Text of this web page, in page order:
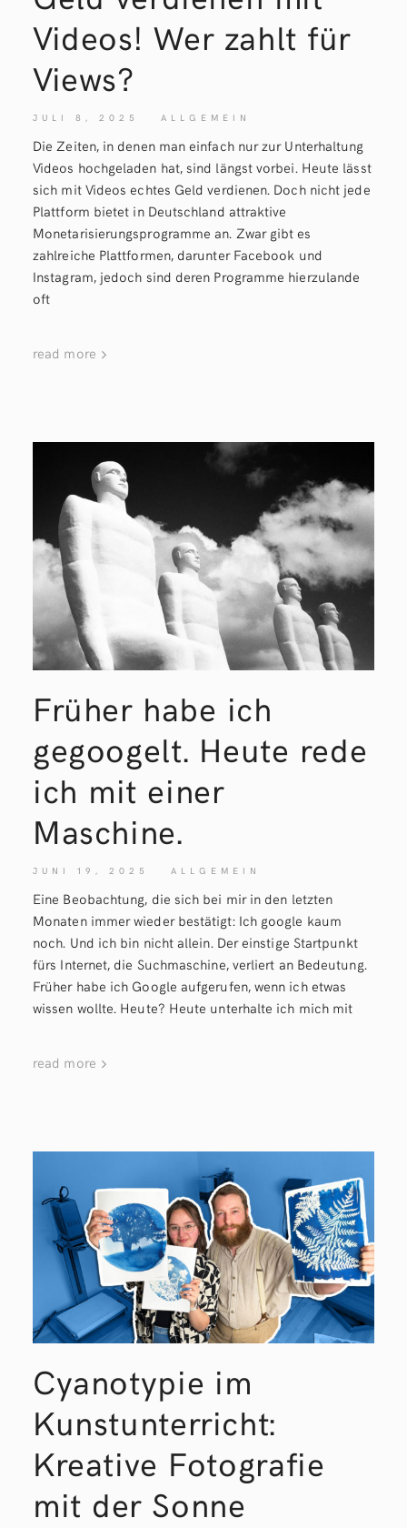
Videos! Wer zahlt für
Views?
JULI 8, 2025 ALLGEMEIN
Die Zeiten, in denen man einfach nur zur Unterhaltung
Videos hochgeladen hat, sind längst vorbei. Heute lässt
sich mit Videos echtes Geld verdienen. Doch nicht jede
Plattform bietet in Deutschland attraktive
Monetarisierungsprogramme an. Zwar gibt es
zahlreiche Plattformen, darunter Facebook und
Instagram, jedoch sind deren Programme hierzulande
oft
read more
Früher habe ich
gegoogelt. Heute rede
ich mit einer
Maschine.
JUNI 19, 2025 ALLGEMEIN
Eine Beobachtung, die sich bei mir in den letzten
Monaten immer wieder bestätigt: Ich google kaum
noch. Und ich bin nicht allein. Der einstige Startpunkt
fürs Internet, die Suchmaschine, verliert an Bedeutung.
Früher habe ich Google aufgerufen, wenn ich etwas
wissen wollte. Heute? Heute unterhalte ich mich mit
read more
Cyanotypie im
Kunstunterricht:
Kreative Fotografie
mit der Sonne